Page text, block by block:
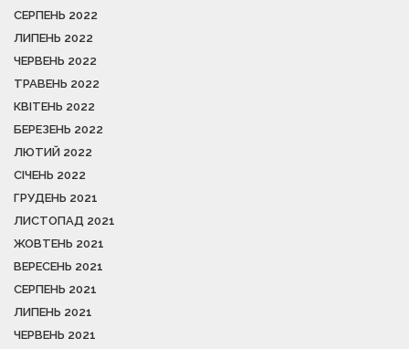
СЕРПЕНЬ 2022
ЛИПЕНЬ 2022
ЧЕРВЕНЬ 2022
ТРАВЕНЬ 2022
КВІТЕНЬ 2022
БЕРЕЗЕНЬ 2022
ЛЮТИЙ 2022
СІЧЕНЬ 2022
ГРУДЕНЬ 2021
ЛИСТОПАД 2021
ЖОВТЕНЬ 2021
ВЕРЕСЕНЬ 2021
СЕРПЕНЬ 2021
ЛИПЕНЬ 2021
ЧЕРВЕНЬ 2021